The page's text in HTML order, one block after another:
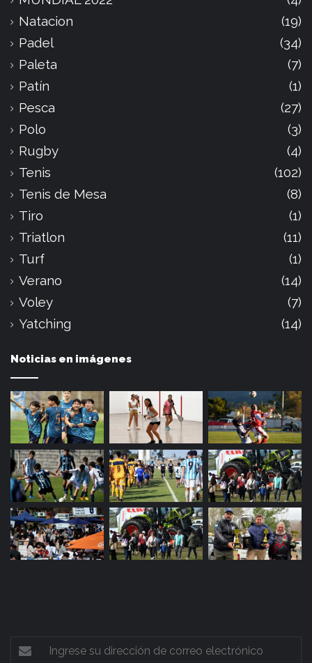
Natacion
(19)
Padel
(34)
Paleta
(7)
Patín
(1)
Pesca
(27)
Polo
(3)
Rugby
(4)
Tenis
(102)
Tenis de Mesa
(8)
Tiro
(1)
Triatlon
(11)
Turf
(1)
Verano
(14)
Voley
(7)
Yatching
(14)
Noticias en imágenes
Ingrese
su